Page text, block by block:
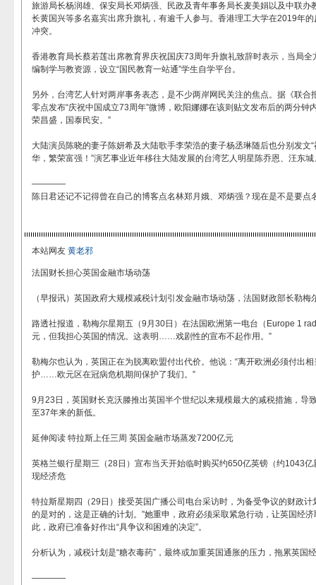
旅游局长杨润雄、保安局长邓炳强、民政及青年事务局长麦美娟以及中联办
长黄国兴等多名嘉宾出席升旗礼，有逾千人参与。香港理工大学在2019年
冲突。
香港教育局长蔡若莲出席教育界庆祝国庆73周年升旗礼致辞时表示，当局
编制学与教资源，设立“国民教育一站通”学生自学平台。
另外，台湾艺人针对两岸事务表态，是不少两岸网民关注的焦点。据《联合
零点发布“庆祝中国成立73周年”微博，欧阳娜娜在该则贴文发布后的两分钟
荣昌盛，国泰民安。”
大陆演员陈晓的妻子陈妍希及大陆歌手李荣浩的妻子杨丞琳随后也分别发文
华，繁荣富强！”演艺事业近年移往大陆发展的台湾艺人明星陈乔恩、汪东
————
陈日君还记不记得曾在自己的博客点名林郑月娥、邓炳强？现在是不是要点
本站网友 黄老邪
法国财长担心英国金融市场动荡
（早报讯）英国政府大规模减税计划引发金融市场动荡，法国财政部长勒梅
路透社报道，勒梅尔星期五（9月30日）在法国欧洲第一电台（Europe 1
元，但我担心英国的情况。这表明……戏剧性的宣布不起作用。”
勒梅尔也认为，英国正在为脱离欧盟付出代价。他说：“离开欧洲必须付出
护……欧元区在冠病危机期间保护了我们。”
9月23日，英国财长克沃滕推出英国半个世纪以来规模最大的减税措施，导
至37年来的新低。
延伸阅读 特拉斯上任三周 英国金融市场蒸发7200亿元
英格兰银行星期三（28日）宣布当天开始临时购买约650亿英镑（约1043
现经济危
特拉斯星期四（29日）接受英国广播公司电台采访时，为备受争议的财政计
的是对的，这是正确的计划。”她重申，政府必须采取紧急行动，让英国经
此，政府已准备好作出“具争议和困难的决定”。
分析认为，减税计划是“糖衣毒药”，最终或加重英国通胀的压力，拖累英国
————